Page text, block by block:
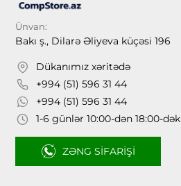
Ünvan:
Bakı ş., Dilarə Əliyeva küçəsi 196
Dükanımız xəritədə
+994 (51) 596 31 44
+994 (51) 596 31 44
1-6 günlər 10:00-dən 18:00-dək
ZƏNG SIFARIŞI